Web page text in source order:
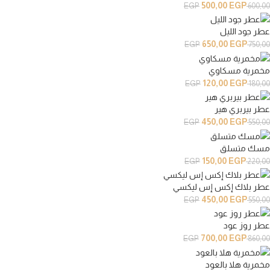
600,00
EGP 500,00 EGP
عطر جود الليل
750,00
EGP 650,00 EGP
مخمرية مسكاوي
180,00
EGP 120,00 EGP
عطر بيربري هير
550,00
EGP 450,00 EGP
مسك متسلق
220,00
EGP 150,00 EGP
عطر بلاك إكس إس ليكسي
550,00
EGP 450,00 EGP
عطر روز عود
860,00
EGP 700,00 EGP
مخمرية هلا بالعود